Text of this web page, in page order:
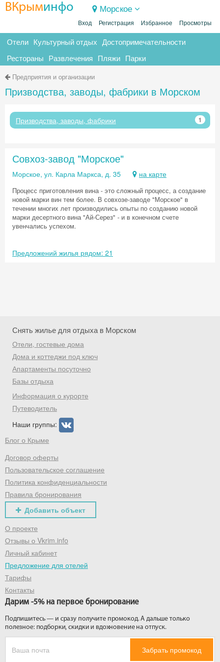
ВКрыминфо Морское
Вход Регистрация Избранное Просмотры
Отели Культурный отдых Достопримечательности
Рестораны Развлечения Пляжи Парки
Предприятия и организации
Призводства, заводы, фабрики в Морском
Призводства, заводы, фабрики 1
Совхоз-завод "Морское"
Морское, ул. Карла Маркса, д. 35 на карте
Процесс приготовления вина - это сложный процесс, а создание
новой марки вин тем более. В совхозе-заводе "Морское" в
течении многих лет производились опыты по созданию новой
марки десертного вина "Ай-Серез" - и в конечном счете
увенчались успехом.
Предложений жилья рядом: 21
Снять жилье для отдыха в Морском
Отели, гостевые дома
Дома и коттеджи под ключ
Апартаменты посуточно
Базы отдыха
Информация о курорте
Путеводитель
Наши группы:
Блог о Крыме
Договор оферты
Пользовательское соглашение
Политика конфиденциальности
Правила бронирования
Добавить объект
О проекте
Отзывы о Vkrim.info
Личный кабинет
Предложение для отелей
Тарифы
Контакты
Дарим -5% на первое бронирование
Подпишитесь — и сразу получите промокод. А дальше только
полезное: подборки, скидки и вдохновение на отпуск.
Забрать промокод
Скидка −5%
Хочешь дешевле? Оставь почту и получи
промокод на первое бронирование!